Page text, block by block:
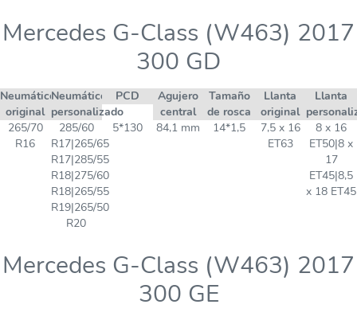
Mercedes G-Class (W463) 2017
300 GD
Neumático
original
Neumático
personalizado
PCD
Agujero
central
Tamaño
de rosca
Llanta
original
Llanta
265/70
R16
285/60
R17|265/65
R17|285/55
R18|275/60
R18|265/55
R19|265/50
R20
5*130 84,1 mm 14*1,5
7,5 x 16
ET63
8 x 16
ET50|8 x
17
ET45|8,5
x 18 ET45
Mercedes G-Class (W463) 2017
300 GE